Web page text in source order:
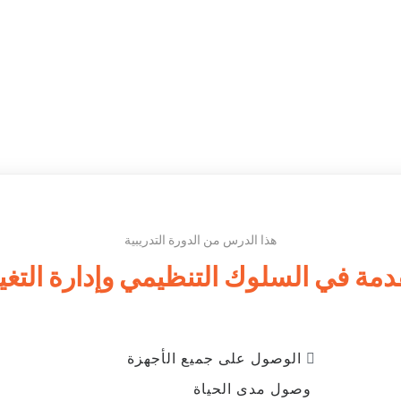
هذا الدرس من الدورة التدريبية
في السلوك التنظيمي وإدارة
الوصول على جميع الأجهزة
وصول مدى الحياة